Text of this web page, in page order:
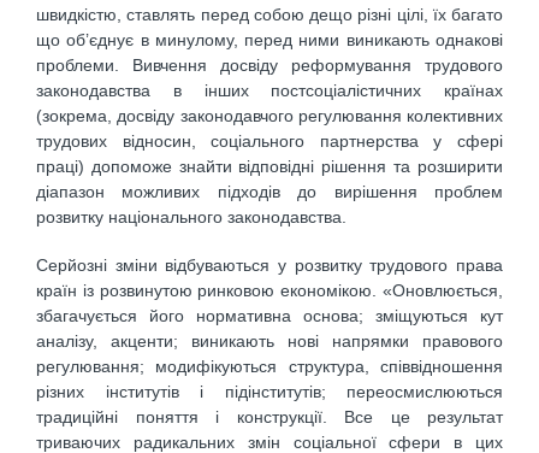
швидкістю, ставлять перед собою дещо різні цілі, їх багато
що об’єднує в минулому, перед ними виникають однакові
проблеми. Вивчення досвіду реформування трудового
законодавства в інших постсоціалістичних країнах
(зокрема, досвіду законодавчого регулювання колективних
трудових відносин, соціального партнерства у сфері
праці) допоможе знайти відповідні рішення та розширити
діапазон можливих підходів до вирішення проблем
розвитку національного законодавства.
Серйозні зміни відбуваються у розвитку трудового права
країн із розвинутою ринковою економікою. «Оновлюється,
збагачується його нормативна основа; зміщуються кут
аналізу, акценти; виникають нові напрямки правового
регулювання; модифікуються структура, співвідношення
різних інститутів і підінститутів; переосмислюються
традиційні поняття і конструкції. Все це результат
триваючих радикальних змін соціальної сфери в цих